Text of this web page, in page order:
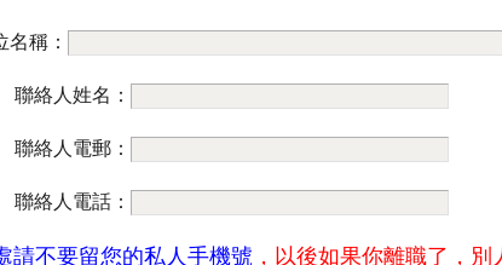
名稱：
聯絡人姓名：
聯絡人電郵：
聯絡人電話：
請不要留您的私人手機號 ，以後如果你離職了，別